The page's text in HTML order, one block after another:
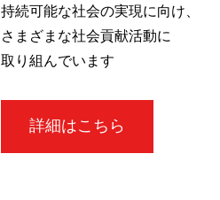
持続可能な社会の実現に向け、
さまざまな社会貢献活動に
取り組んでいます
詳細はこちら